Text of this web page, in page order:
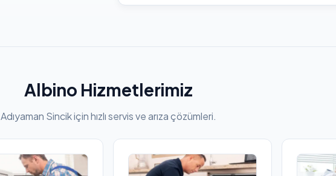
Albino Hizmetlerimiz
Adıyaman Sincik için hızlı servis ve arıza çözümleri.